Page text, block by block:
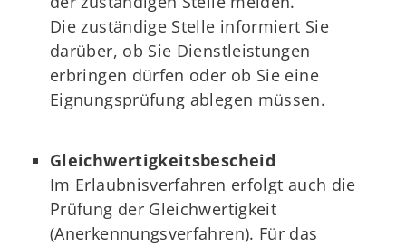
Die zuständige Stelle informiert Sie
darüber, ob Sie Dienstleistungen
erbringen dürfen oder ob Sie eine
Eignungsprüfung ablegen müssen.
Gleichwertigkeitsbescheid
Im Erlaubnisverfahren erfolgt auch die
Prüfung der Gleichwertigkeit
(Anerkennungsverfahren). Für das